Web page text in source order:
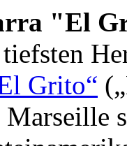
"El
Grito“
Marseille